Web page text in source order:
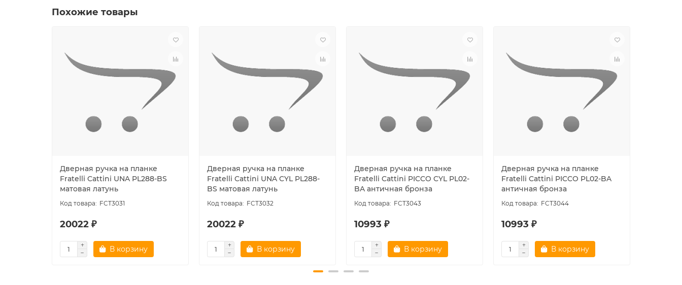
Похожие товары
Дверная ручка на планке
Fratelli Cattini UNA PL288-BS
матовая латунь
FCT3031
20022 ₽
В корзину
Дверная ручка на планке
Fratelli Cattini UNA CYL PL288-
BS матовая латунь
FCT3032
20022 ₽
В корзину
Дверная ручка на планке
Fratelli Cattini PICCO CYL PL02-
BA античная бронза
FCT3043
10993 ₽
В корзину
Дверная ручка на планке
Fratelli Cattini PICCO PL02-BA
античная бронза
FCT3044
10993 ₽
В корзину